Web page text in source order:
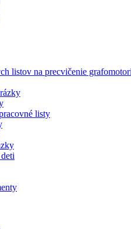
listov na precvičenie
listy